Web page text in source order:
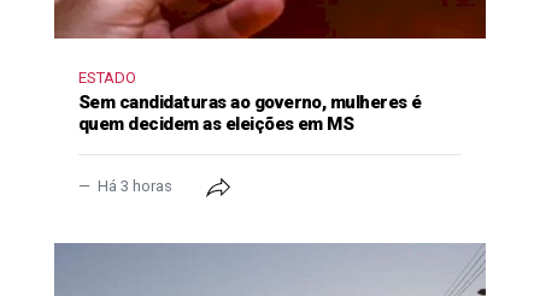
ESTADO
Sem candidaturas ao governo, mulheres é
quem decidem as eleições em MS
Há 3 horas